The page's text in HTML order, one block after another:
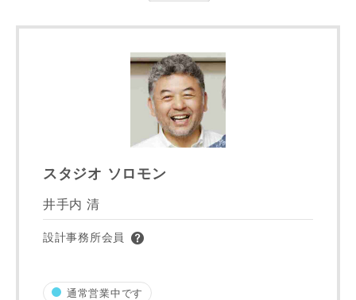
スタジオ ソロモン
井手内 清
設計事務所会員
通常営業中です